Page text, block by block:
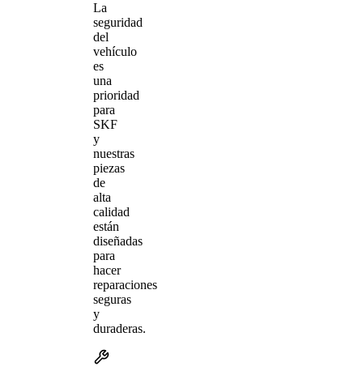
La
seguridad
del
vehículo
es
una
prioridad
para
SKF
y
nuestras
piezas
de
alta
calidad
están
diseñadas
para
hacer
reparaciones
seguras
y
duraderas.